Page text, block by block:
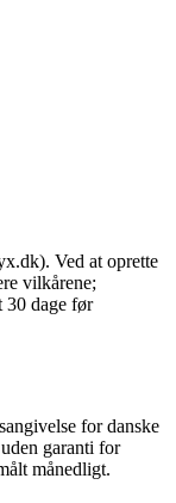
Ved at oprette
vilkårene;
30 dage før
for danske
garanti for
månedligt.